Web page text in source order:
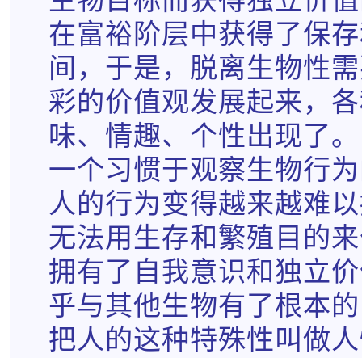
在富裕阶层中获得了保
间，于是，脱离生物性
彩的价值观发展起来，
味、情趣、个性出现了。
一个习惯于观察生物行
人的行为变得越来越难
无法用生存和繁殖目的
拥有了自我意识和独立
乎与其他生物有了根本
把人的这种特殊性叫做